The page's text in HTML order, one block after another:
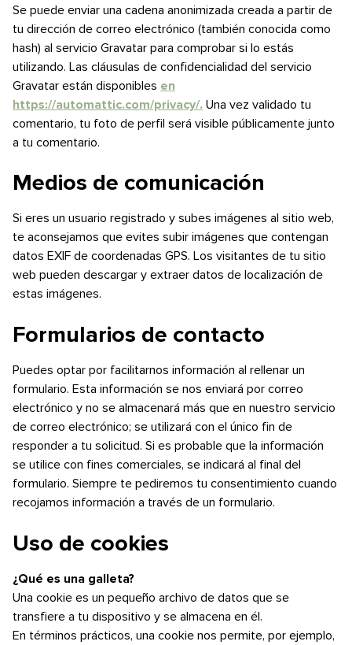
Se puede enviar una cadena anonimizada creada a partir de
tu dirección de correo electrónico (también conocida como
hash) al servicio Gravatar para comprobar si lo estás
utilizando. Las cláusulas de confidencialidad del servicio
Gravatar están disponibles en
https://automattic.com/privacy/. Una vez validado tu
comentario, tu foto de perfil será visible públicamente junto
a tu comentario.
Medios de comunicación
Si eres un usuario registrado y subes imágenes al sitio web,
te aconsejamos que evites subir imágenes que contengan
datos EXIF de coordenadas GPS. Los visitantes de tu sitio
web pueden descargar y extraer datos de localización de
estas imágenes.
Formularios de contacto
Puedes optar por facilitarnos información al rellenar un
formulario. Esta información se nos enviará por correo
electrónico y no se almacenará más que en nuestro servicio
de correo electrónico; se utilizará con el único fin de
responder a tu solicitud. Si es probable que la información
se utilice con fines comerciales, se indicará al final del
formulario. Siempre te pediremos tu consentimiento cuando
recojamos información a través de un formulario.
Uso de cookies
¿Qué es una galleta?
Una cookie es un pequeño archivo de datos que se
transfiere a tu dispositivo y se almacena en él.
En términos prácticos, una cookie nos permite, por ejemplo,